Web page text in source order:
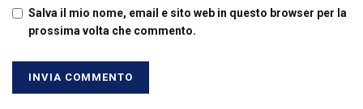
Salva il mio nome, email e sito web in questo browser per la
prossima volta che commento.